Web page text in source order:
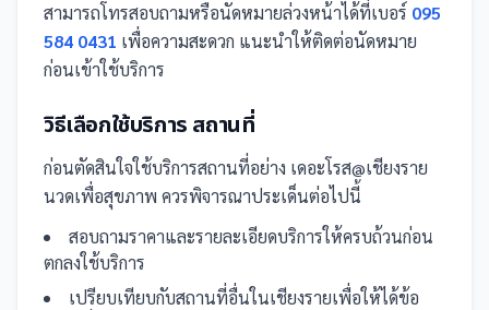
สามารถโทรสอบถามหรือนัดหมายล่วงหน้าได้ที่เบอร์ 095
584 0431 เพื่อความสะดวก แนะนำให้ติดต่อนัดหมาย
ก่อนเข้าใช้บริการ
วิธีเลือกใช้บริการ สถานที่
ก่อนตัดสินใจใช้บริการสถานที่อย่าง เดอะโรส@เชียงราย
นวดเพื่อสุขภาพ ควรพิจารณาประเด็นต่อไปนี้
สอบถามราคาและรายละเอียดบริการให้ครบถ้วนก่อน
ตกลงใช้บริการ
เปรียบเทียบกับสถานที่อื่นในเชียงรายเพื่อให้ได้ข้อ